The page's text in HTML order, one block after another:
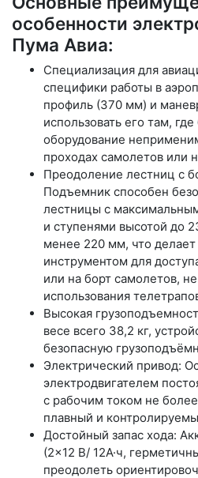
особенности
Пума Авиа:
Специализация для
специфики работы в
профиль (370 мм) и
использовать его там,
оборудование
проходах самолетов или
Преодоление лестниц с
Подъемник способен
лестницы с
и ступенями высотой до
менее 220 мм, что
инструментом для
или на борт самолетов,
использования
Высокая
весе всего 38,2 кг,
безопасную
Электрический привод:
электродвигателем
с рабочим током не
плавный и
Достойный запас хода:
(2×12 В/ 12А·ч,
преодолеть